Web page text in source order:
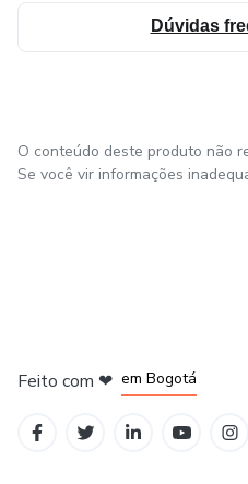
Dúvidas
O conteúdo deste produto não
Se você vir informações
Feito com ❤ em Bogotá